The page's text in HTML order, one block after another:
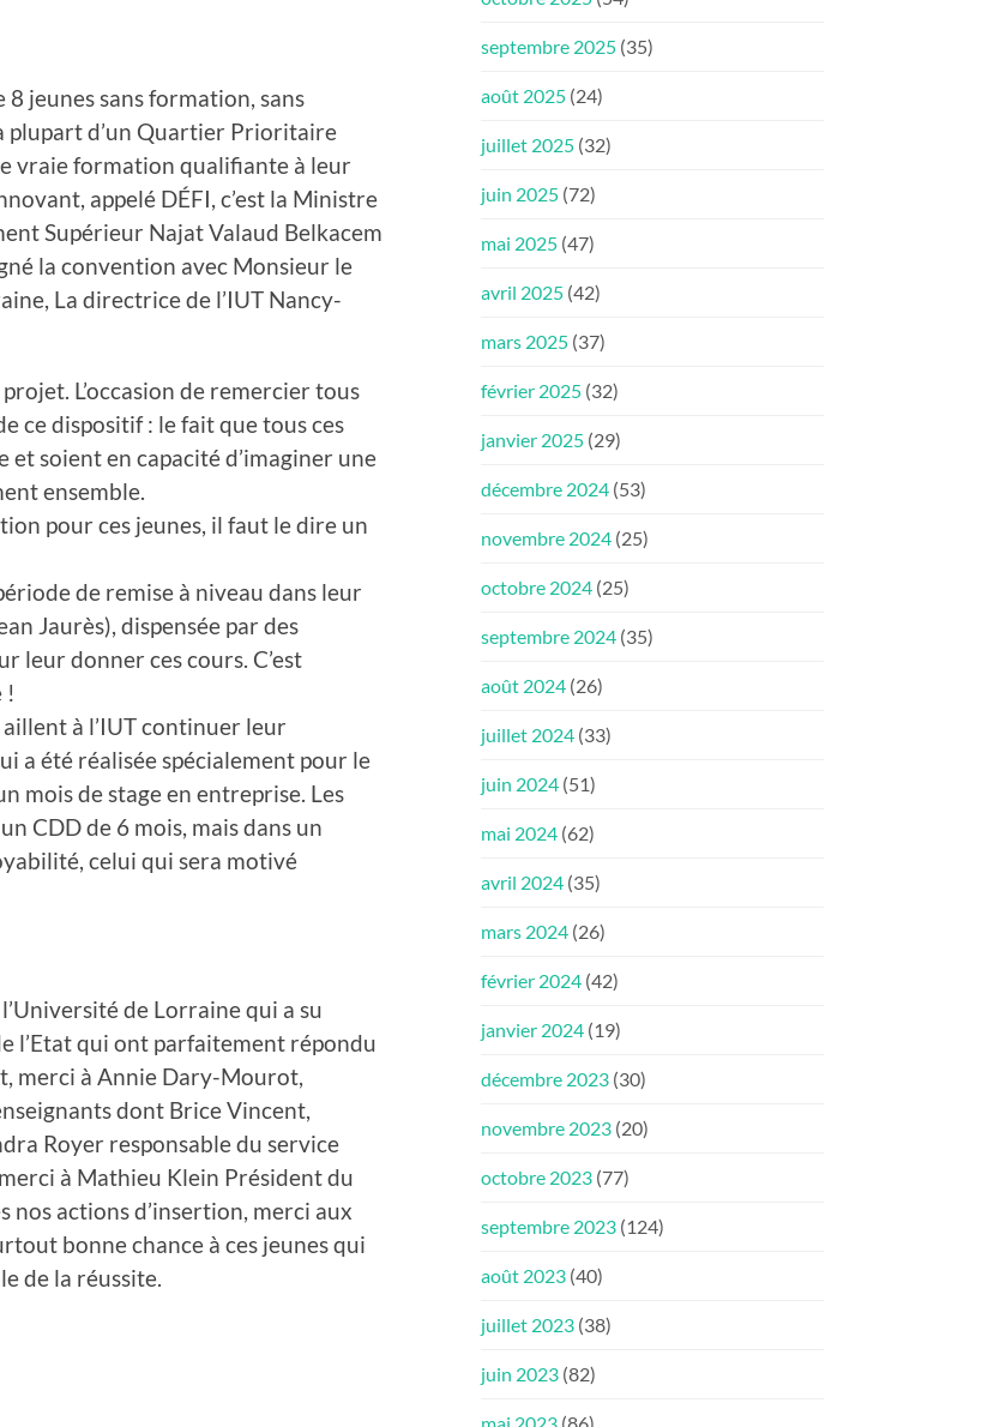
8 jeunes sans formation, sans
plupart d’un Quartier Prioritaire
vraie formation qualifiante à leur
appelé DÉFI, c’est la Ministre
Supérieur Najat Valaud Belkacem
la convention avec Monsieur le
La directrice de l’IUT Nancy-
L’occasion de remercier tous
ce dispositif : le fait que tous ces
soient en capacité d’imaginer une
ensemble.
pour ces jeunes, il faut le dire un
de remise à niveau dans leur
Jaurès), dispensée par des
leur donner ces cours. C’est
!
à l’IUT continuer leur
a été réalisée spécialement pour le
mois de stage en entreprise. Les
CDD de 6 mois, mais dans un
celui qui sera motivé
de Lorraine qui a su
l’Etat qui ont parfaitement répondu
merci à Annie Dary-Mourot,
dont Brice Vincent,
Royer responsable du service
à Mathieu Klein Président du
actions d’insertion, merci aux
bonne chance à ces jeunes qui
de la réussite.
septembre 2025 (35)
août 2025 (24)
juillet 2025 (32)
juin 2025 (72)
mai 2025 (47)
avril 2025 (42)
mars 2025 (37)
février 2025 (32)
janvier 2025 (29)
décembre 2024 (53)
novembre 2024 (25)
octobre 2024 (25)
septembre 2024 (35)
août 2024 (26)
juillet 2024 (33)
juin 2024 (51)
mai 2024 (62)
avril 2024 (35)
mars 2024 (26)
février 2024 (42)
janvier 2024 (19)
décembre 2023 (30)
novembre 2023 (20)
octobre 2023 (77)
septembre 2023 (124)
août 2023 (40)
juillet 2023 (38)
juin 2023 (82)
mai 2023 (86)